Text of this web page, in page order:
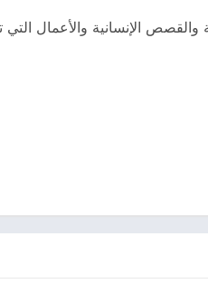
والقصص الإنسانية والأعمال